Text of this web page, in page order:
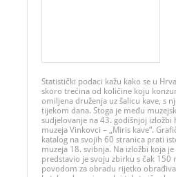
Statistički podaci kažu kako se u
skoro trećina od količine koju
omiljena druženja uz šalicu kave, s
tijekom dana. Stoga je među
sudjelovanje na 43. godišnjoj izložbi
muzeja Vinkovci – „Miris kave“.
katalog na svojih 60 stranica prati
muzeja 18. svibnja. Na izložbi koja
predstavio je svoju zbirku s čak 150
povodom za obradu rijetko